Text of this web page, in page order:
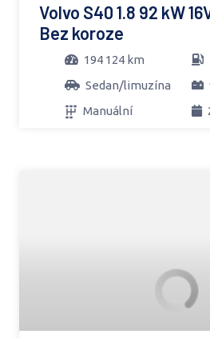
Volvo S40 1.8 92 kW
Bez koroze
194 124 km
Sedan/limuzína
Manuální